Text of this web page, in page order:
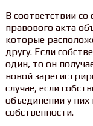
В соответствии
правового акта
которые
другу. Если
один, то он
новой
случае, если
объединении у них
собственности.